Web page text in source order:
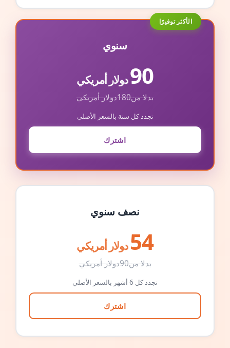
الأكثر توفيرًا
سنوي
90دولار أمريكي
بدلا من180دولار أمريكي
تجدد كل سنة بالسعر الأصلي
اشترك
نصف سنوي
54 دولار أمريكي
بدلا من90دولار أمريكي
تجدد كل 6 أشهر بالسعر الأصلي
اشترك